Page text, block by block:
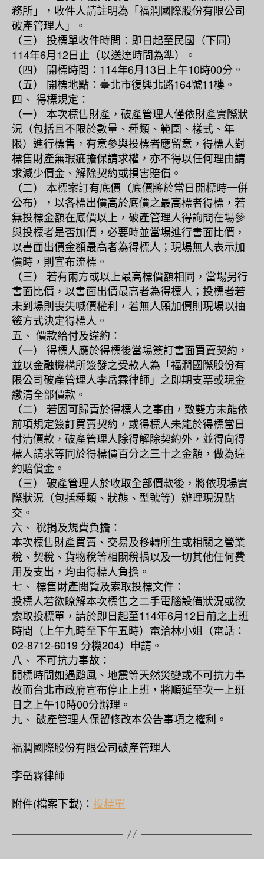
務所」，收件人請註明為「福潤國際股份有限公司
破產管理人」。
（三） 投標單收件時間：即日起至民國（下同）
114年6月12日止（以送達時間為準）。
（四） 開標時間：114年6月13日上午10時00分。
（五） 開標地點：臺北市復興北路164號11樓。
四、 得標規定：
（一） 本次標售財產，破產管理人僅依財產實際狀
況（包括且不限於數量、種類、範圍、樣式、年
限）進行標售，有意參與投標者應留意，得標人對
標售財產無瑕疵擔保請求權，亦不得以任何理由請
求減少價金、解除契約或損害賠償。
（二） 本標案訂有底價（底價將於當日開標時一併
公布），以各標出價高於底價之最高標者得標，若
無投標金額在底價以上，破產管理人得詢問在場參
與投標者是否加價，必要時並當場進行書面比價，
以書面出價金額最高者為得標人；現場無人表示加
價時，則宣布流標。
（三） 若有兩方或以上最高標價額相同，當場另行
書面比價，以書面出價最高者為得標人；投標者若
未到場則喪失喊價權利，若無人願加價則現場以抽
籤方式決定得標人。
五、 價款給付及違約：
（一） 得標人應於得標後當場簽訂書面買賣契約，
並以金融機構所簽發之受款人為「福潤國際股份有
限公司破產管理人李岳霖律師」之即期支票或現金
繳清全部價款。
（二） 若因可歸責於得標人之事由，致雙方未能依
前項規定簽訂買賣契約，或得標人未能於得標當日
付清價款，破產管理人除得解除契約外，並得向得
標人請求等同於得標價百分之三十之金額，做為違
約賠償金。
（三） 破產管理人於收取全部價款後，將依現場實
際狀況（包括種類、狀態、型號等）辦理現況點
交。
六、 稅捐及規費負擔：
本次標售財產買賣、交易及移轉所生或相關之營業
稅、契稅、貨物稅等相關稅捐以及一切其他任何費
用及支出，均由得標人負擔。
七、 標售財產閱覽及索取投標文件：
投標人若欲瞭解本次標售之二手電腦設備狀況或欲
索取投標單，請於即日起至114年6月12日前之上班
時間（上午九時至下午五時）電洽林小姐（電話：
02-8712-6019 分機204）申請。
八、 不可抗力事故：
開標時間如遇颱風、地震等天然災變或不可抗力事
故而台北市政府宣布停止上班，將順延至次一上班
日之上午10時00分辦理。
九、 破產管理人保留修改本公告事項之權利。
福潤國際股份有限公司破產管理人
李岳霖律師
附件(檔案下載)： 投標單